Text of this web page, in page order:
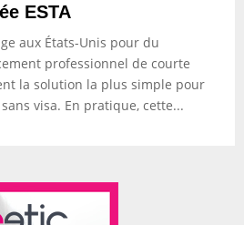
ESTA
aux États-Unis pour du
professionnel de courte
la solution la plus simple pour
visa. En pratique, cette...